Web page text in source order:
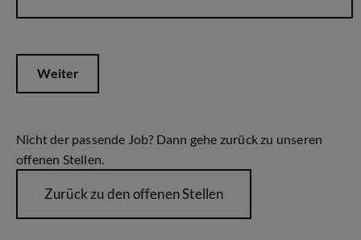
Weiter
Nicht der passende Job? Dann gehe zurück zu unseren
offenen Stellen.
Zurück zu den offenen Stellen